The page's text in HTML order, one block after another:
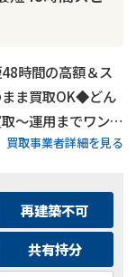
時間の高額＆ス
ま買取OK◆どん
〜運用までワンス
24時間受付
買取事業者詳細を見る
再建築不可
共有持分